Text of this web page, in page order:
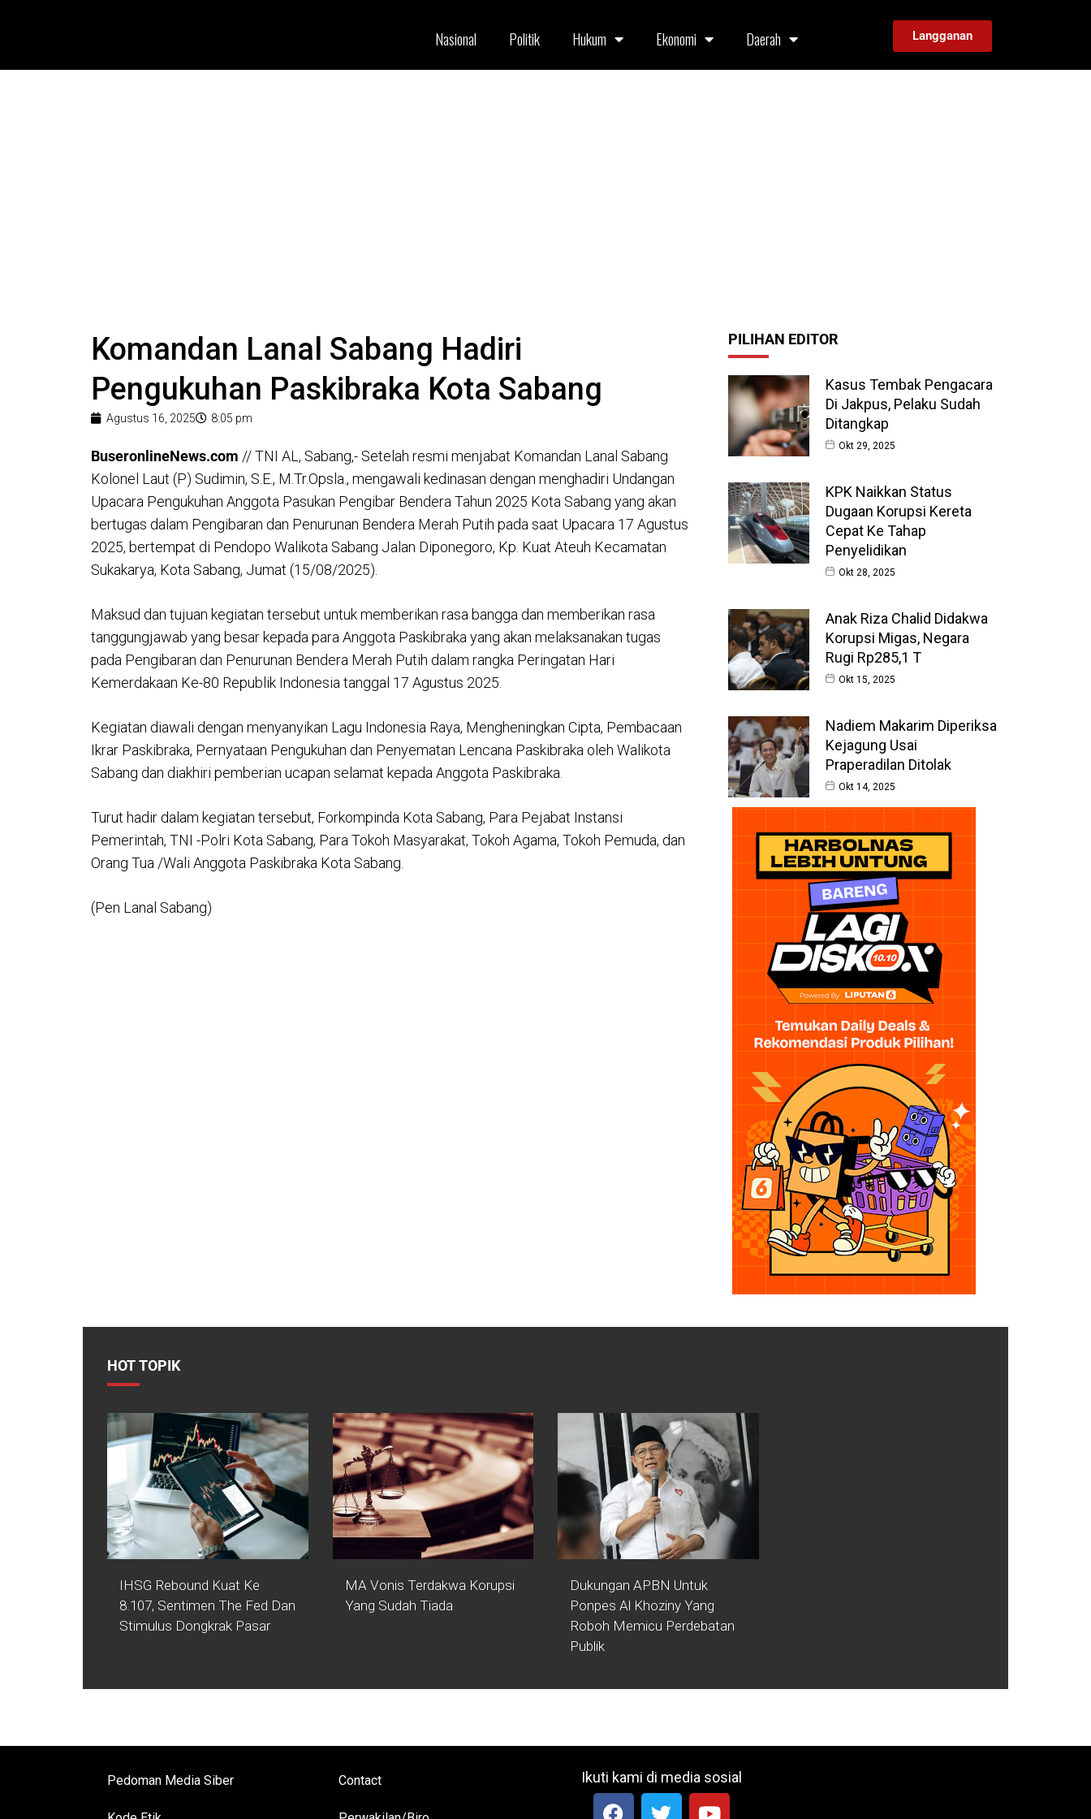
Nasional Politik Hukum Ekonomi Daerah Langganan
Komandan Lanal Sabang Hadiri
Pengukuhan Paskibraka Kota Sabang
Agustus 16, 2025 8:05 pm
BuseronlineNews.com // TNI AL, Sabang,- Setelah resmi menjabat Komandan Lanal Sabang
Kolonel Laut (P) Sudimin, S.E., M.Tr.Opsla., mengawali kedinasan dengan menghadiri Undangan
Upacara Pengukuhan Anggota Pasukan Pengibar Bendera Tahun 2025 Kota Sabang yang akan
bertugas dalam Pengibaran dan Penurunan Bendera Merah Putih pada saat Upacara 17 Agustus
2025, bertempat di Pendopo Walikota Sabang Jalan Diponegoro, Kp. Kuat Ateuh Kecamatan
Sukakarya, Kota Sabang, Jumat (15/08/2025).
Maksud dan tujuan kegiatan tersebut untuk memberikan rasa bangga dan memberikan rasa
tanggungjawab yang besar kepada para Anggota Paskibraka yang akan melaksanakan tugas
pada Pengibaran dan Penurunan Bendera Merah Putih dalam rangka Peringatan Hari
Kemerdakaan Ke-80 Republik Indonesia tanggal 17 Agustus 2025.
Kegiatan diawali dengan menyanyikan Lagu Indonesia Raya, Mengheningkan Cipta, Pembacaan
Ikrar Paskibraka, Pernyataan Pengukuhan dan Penyematan Lencana Paskibraka oleh Walikota
Sabang dan diakhiri pemberian ucapan selamat kepada Anggota Paskibraka.
Turut hadir dalam kegiatan tersebut, Forkompinda Kota Sabang, Para Pejabat Instansi
Pemerintah, TNI -Polri Kota Sabang, Para Tokoh Masyarakat, Tokoh Agama, Tokoh Pemuda, dan
Orang Tua /Wali Anggota Paskibraka Kota Sabang.
(Pen Lanal Sabang)
PILIHAN EDITOR
Kasus Tembak Pengacara
Di Jakpus, Pelaku Sudah
Ditangkap
Okt 29, 2025
KPK Naikkan Status
Dugaan Korupsi Kereta
Cepat Ke Tahap
Penyelidikan
Okt 28, 2025
Anak Riza Chalid Didakwa
Korupsi Migas, Negara
Rugi Rp285,1 T
Okt 15, 2025
Nadiem Makarim Diperiksa
Kejagung Usai
Praperadilan Ditolak
Okt 14, 2025
HOT TOPIK
IHSG Rebound Kuat Ke
8.107, Sentimen The Fed Dan
Stimulus Dongkrak Pasar
MA Vonis Terdakwa Korupsi
Yang Sudah Tiada
Dukungan APBN Untuk
Ponpes Al Khoziny Yang
Roboh Memicu Perdebatan
Publik
Pedoman Media Siber Contact Ikuti kami di media sosial